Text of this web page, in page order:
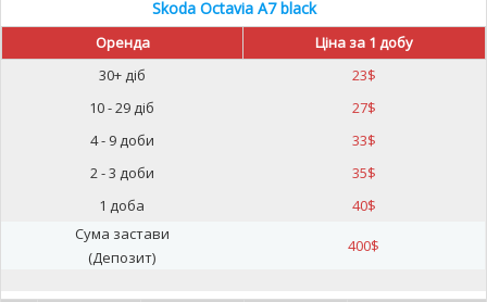
Skoda Octavia A7 black
Оренда
Ціна за 1 добу
30+ діб
23$
10 - 29 діб
27$
4 - 9 доби
33$
2 - 3 доби
35$
1 доба
40$
Сума застави
(Депозит)
400$